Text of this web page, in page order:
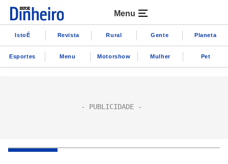
Menu
IstoÉ Revista Rural Gente Planeta
Esportes Menu Motorshow Mulher Pet